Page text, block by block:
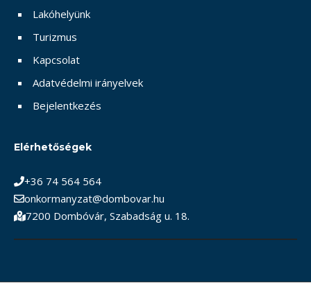
Lakóhelyünk
Turizmus
Kapcsolat
Adatvédelmi irányelvek
Bejelentkezés
Elérhetőségek
+36 74 564 564
onkormanyzat@dombovar.hu
7200 Dombóvár, Szabadság u. 18.